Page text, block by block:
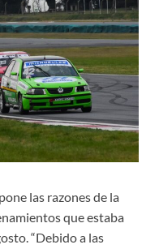
las razones de la
que estaba
“Debido a las